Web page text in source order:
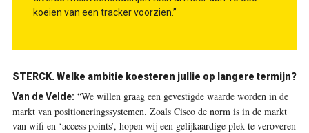
koeien van een tracker voorzien.”
STERCK. Welke ambitie koesteren jullie op langere termijn?
Van de Velde: “We willen graag een gevestigde waarde worden in de
markt van positioneringssystemen. Zoals Cisco de norm is in de markt
van wifi en ‘access points’, hopen wij een gelijkaardige plek te veroveren